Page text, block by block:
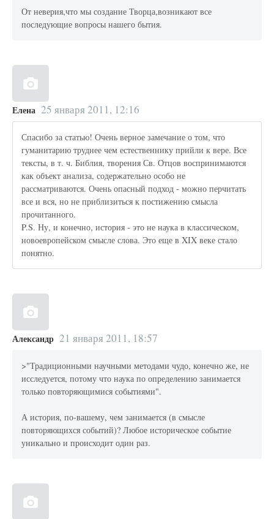
От неверия,что мы создание Творца,возникают все
последующие вопросы нашего бытия.
Елена 25 января 2011, 12:16
Спасибо за статью! Очень верное замечание о том, что
гуманитарию труднее чем естественнику прийли к вере. Все
тексты, в т. ч. Библия, творения Св. Отцов воспринимаются
как объект анализа, содержательно особо не
рассматриваются. Очень опасный подход - можно перчитать
все и вся, но не приблизиться к постижению смысла
прочитанного.
P.S. Ну, и конечно, история - это не наука в классическом,
новоевропейском смысле слова. Это еще в XIX веке стало
понятно.
Александр 21 января 2011, 18:57
>"Традиционными научными методами чудо, конечно же, не
исследуется, потому что наука по определению занимается
только повторяющимися событиями".
А история, по-вашему, чем занимается (в смысле
повторяющихся событий)? Любое историческое событие
уникально и происходит один раз.